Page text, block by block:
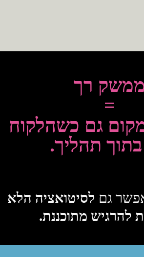
ממשק רך
=
גם כשהלקוח
תהליך.
גם לסיטואציה הלא
להרגיש מתוכננת.